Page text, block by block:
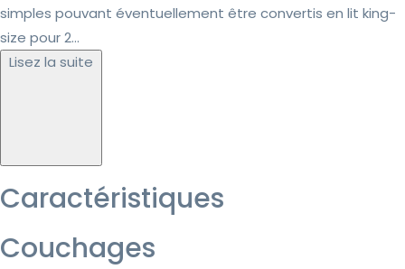
simples pouvant éventuellement être convertis en lit king-
size pour 2...
Lisez la suite
Caractéristiques
Couchages